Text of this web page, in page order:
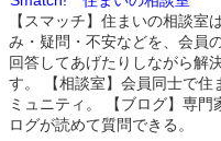
【スマッチ】住まいの相談室
み・疑問・不安などを、会員
回答してあげたりしながら解
す。 【相談室】会員同士で住
ミュニティ。 【ブログ】専
ログが読めて質問できる。